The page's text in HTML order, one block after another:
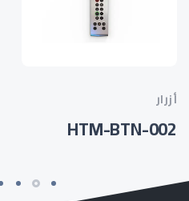
أزرار
HTM-BTN-002